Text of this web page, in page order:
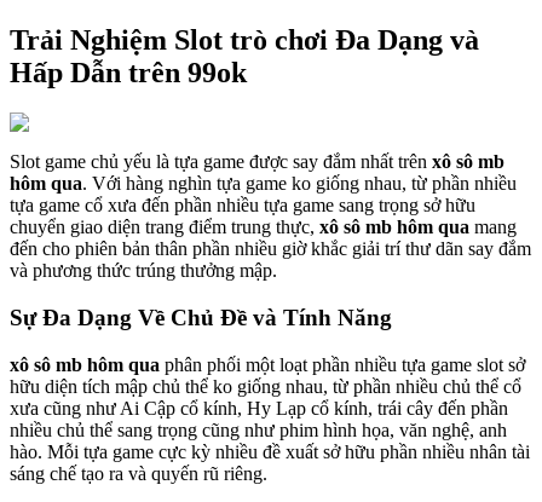
Trải Nghiệm Slot trò chơi Đa Dạng và
Hấp Dẫn trên 99ok
Slot game chủ yếu là tựa game được say đắm nhất trên xô sô mb
hôm qua. Với hàng nghìn tựa game ko giống nhau, từ phần nhiều
tựa game cổ xưa đến phần nhiều tựa game sang trọng sở hữu
chuyển giao diện trang điểm trung thực, xô sô mb hôm qua mang
đến cho phiên bản thân phần nhiều giờ khắc giải trí thư dãn say đắm
và phương thức trúng thưởng mập.
Sự Đa Dạng Về Chủ Đề và Tính Năng
xô sô mb hôm qua phân phối một loạt phần nhiều tựa game slot sở
hữu diện tích mập chủ thể ko giống nhau, từ phần nhiều chủ thể cổ
xưa cũng như Ai Cập cổ kính, Hy Lạp cổ kính, trái cây đến phần
nhiều chủ thể sang trọng cũng như phim hình họa, văn nghệ, anh
hào. Mỗi tựa game cực kỳ nhiều đề xuất sở hữu phần nhiều nhân tài
sáng chế tạo ra và quyến rũ riêng.